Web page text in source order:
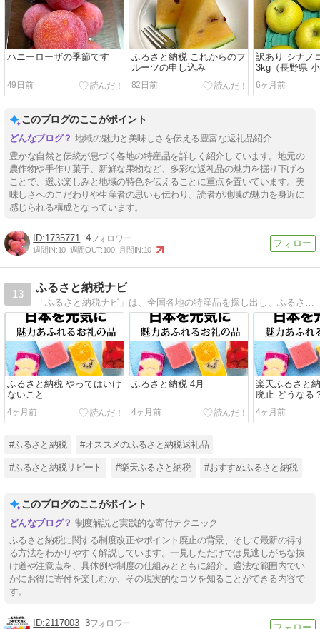
ハニーローザの季節です
49日前
ふるさと納税 これからのフ
ルーツの申し込み
82日前
訳あり シナノ
3kg（長野県
6ヶ月前
このブログのここがポイント
地域の魅力と美味しさを伝える豊富な返礼品紹介
豊かな自然と伝統が息づく各地の特産品を詳しく紹介しています。地元の
農作物や手作り菓子、新鮮な果物など、多彩な返礼品の魅力を掘り下げる
ことで、選ぶ楽しみと地域の特色を伝えることに重点を置いています。美
味しさへのこだわりや生産者の思いも伝わり、読者が地域の魅力を身近に
感じられる構成となっています。
1735771 4
週間IN:10 週間OUT:100 月間IN:10
13
ふるさと納税ナビ
「ふるさと納税ナビ」は、全国各地の特産品を探し出し、ふるさと納税の魅力を余すことなくお伝えするブログです。初めての方でも安心して寄附ができるように、手続き方法や控除のポイントを丁寧に解説。
ふるさと納税 やってはいけ
ないこと
4ヶ月前
ふるさと納税 4月
4ヶ月前
楽天ふるさと
廃止 どうなる
4ヶ月前
#ふるさと納税 #オススメのふるさと納税返礼品
#ふるさと納税リピート #楽天ふるさと納税 #おすすめふるさと納税
このブログのここがポイント
制度解説と実践的な寄付テクニック
ふるさと納税に関する制度改正やポイント廃止の背景、そして最新の得す
る方法をわかりやすく解説しています。一見しただけでは見逃しがちな抜
け道や注意点を、具体例や制度の仕組みとともに紹介。適法な範囲内でい
かにお得に寄付を楽しむか、その現実的なコツを知ることができる内容で
す。
2117003 3